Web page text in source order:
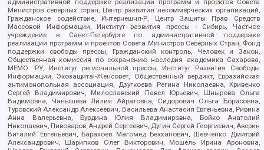
административной поддержке реализации программ и проектов Совета
Министров северных стран, Центр развития некоммерческих организаций,
Гражданское содействие, Интернешнл-Р, Центр Защиты Прав Средств
Массовой Информации, Институт развития прессы - Сибирь, Частное
учреждение в Санкт-Петербурге по административной поддержке
реализации программ и проектов Совета Министров Северных Стран, Фонд
поддержки свободы прессы, Гражданский контроль, Человек и Закон,
Общественная комиссия по сохранению наследия академика Сахарова,
МЕМО. РУ, Институт региональной прессы, Институт Развития Свободы
Информации, Экозащита!-Женсовет, Общественный вердикт, Евразийская
антимонопольная ассоциация, Дзугкоева Регина Николаевна, Кривенко
Сергей Владимирович, Милославский Павел Юрьевич, Шнырова Ольга
Вадимовна, Чанышева Лилия Айратовна, Сидорович Ольга Борисовна,
Туровский Александр Алексеевич, Васильева Анастасия Евгеньевна, Ривина
Анна Валерьевна, Бурдина Юлия Владимировна, Бойко Анатолий
Николаевич, Пивоваров Андрей Сергеевич, Дугин Сергей Георгиевич, Аверин
Виталий Евгеньевич, Барахоев Магомед Бекханович, Шевченко Дмитрий
Александрович, Шарипков Олег Викторович, Мошель Ирина Ароновна,